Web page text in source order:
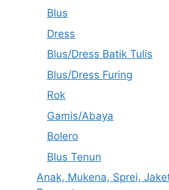
Blus
Dress
Blus/Dress Batik Tulis
Blus/Dress Furing
Rok
Gamis/Abaya
Bolero
Blus Tenun
Anak, Mukena, Sprei,